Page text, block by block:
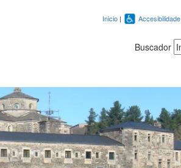
Inicio | Accesibilidade
Buscador